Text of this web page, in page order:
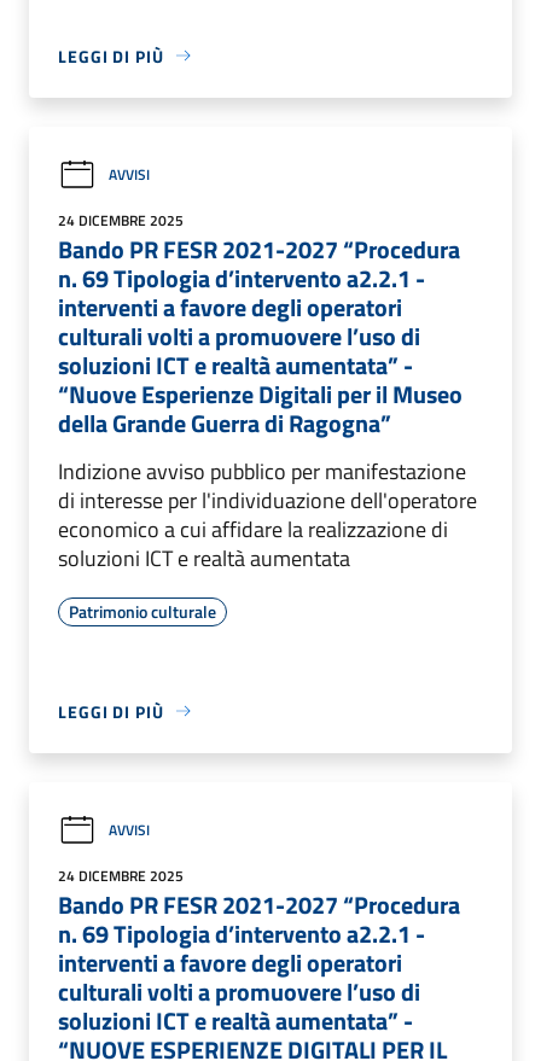
LEGGI DI PIÙ
AVVISI
24 DICEMBRE 2025
Bando PR FESR 2021-2027 “Procedura
n. 69 Tipologia d’intervento a2.2.1 -
interventi a favore degli operatori
culturali volti a promuovere l’uso di
soluzioni ICT e realtà aumentata” -
“Nuove Esperienze Digitali per il Museo
della Grande Guerra di Ragogna”
Indizione avviso pubblico per manifestazione
di interesse per l'individuazione dell'operatore
economico a cui affidare la realizzazione di
soluzioni ICT e realtà aumentata
Patrimonio culturale
LEGGI DI PIÙ
AVVISI
24 DICEMBRE 2025
Bando PR FESR 2021-2027 “Procedura
n. 69 Tipologia d’intervento a2.2.1 -
interventi a favore degli operatori
culturali volti a promuovere l’uso di
soluzioni ICT e realtà aumentata” -
“NUOVE ESPERIENZE DIGITALI PER IL